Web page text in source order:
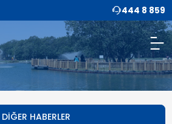
444 8 859
DİĞER HABERLER